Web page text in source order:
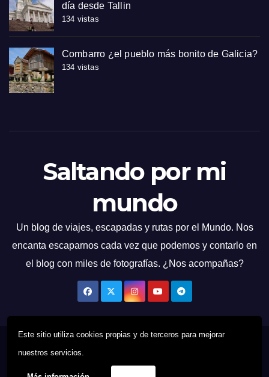
Este sitio utiliza cookies propias y de terceros para mejorar
nuestros servicios.
día desde Tallin
134 vistas
Combarro ¿el pueblo más bonito de Galicia?
134 vistas
Saltando por mi
mundo
Un blog de viajes, escapadas y rutas por el Mundo. Nos
encanta escaparnos cada vez que podemos y contarlo en
el blog con miles de fotografías. ¿Nos acompañas?
Funciona gracias a WordPress